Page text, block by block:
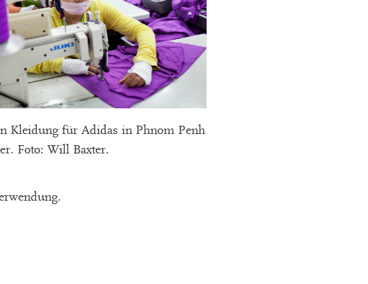
Kleidung für Adidas in Phnom Penh
Foto: Will Baxter.